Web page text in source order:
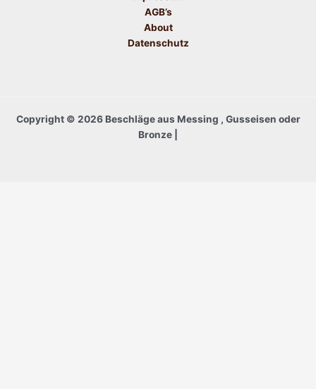
AGB’s
About
Datenschutz
Copyright © 2026 Beschläge aus Messing , Gusseisen oder
Bronze |